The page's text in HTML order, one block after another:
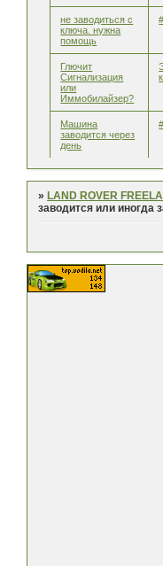
не заводиться с
ключа. нужна
помощь
Глючит
Сигнализация
или
Иммобилайзер?
Машина
заводится через
день
» LAND ROVER
заводится или иногда